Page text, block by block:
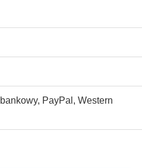
PayPal, Western